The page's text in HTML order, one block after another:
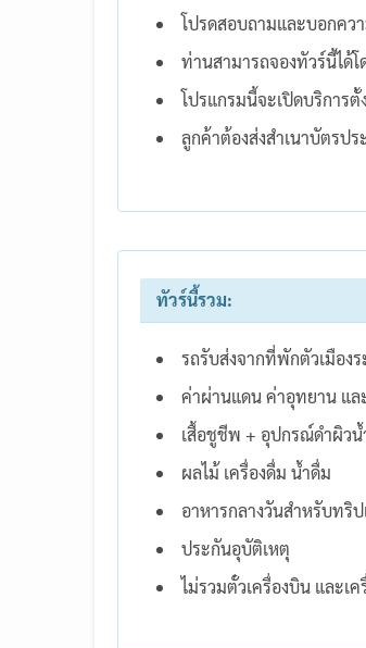
โปรดสอบถามและบอกคว
ท่านสามารถจองทัวร์นี้ได้
โปรแกรมนี้จะเปิดบริการ
ลูกค้าต้องส่งสำเนาบัตรป
ทัวร์นี้รวม:
รถรับส่งจากที่พักตัวเมืองร
ค่าผ่านแดน ค่าอุทยาน แล
เสื้อชูชีพ + อุปกรณ์ดำผิวน้
ผลไม้ เครื่องดื่ม น้ำดื่ม
อาหารกลางวันสำหรับทริ
ประกันอุบัติเหตุ
ไม่รวมตั๋วเครื่องบิน และเ